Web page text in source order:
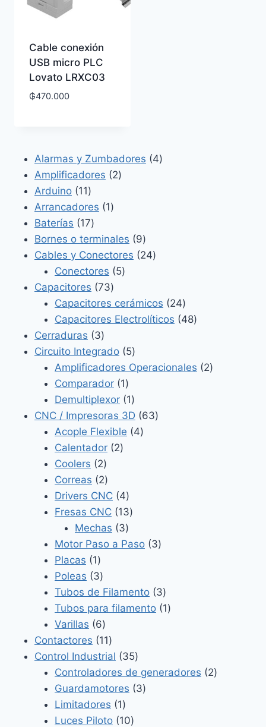
Cable conexión
USB micro PLC
Lovato LRXC03
₲470.000
Alarmas y Zumbadores 44
Amplificadores 22
Arduino 1111
productos
Arrancadores 11
Baterías 1717
productos
Bornes o terminales 99
productos
Cables y Conectores 2424
Conectores 55
Capacitores 7373
productos
Capacitores cerámicos 2424
productos
Capacitores Electrolíticos 4848
Cerraduras 33
productos
Circuito Integrado 55
productos
Amplificadores Operacionales 22
Comparador 11
producto
Demultiplexor 11
producto
CNC / Impresoras 3D 6363
Acople Flexible 44
Calentador 22
Coolers 22
productos
Correas 22
productos
Drivers CNC 44
productos
Fresas CNC 1313
Mechas 33
productos
Motor Paso a Paso 33
Placas 11
producto
Poleas 33
productos
Tubos de Filamento 33
productos
Tubos para filamento 11
Varillas 66
productos
Contactores 1111
productos
Control Industrial 3535
productos
Controladores de generadores 22
Guardamotores 33
Limitadores 11
producto
Luces Piloto 1010